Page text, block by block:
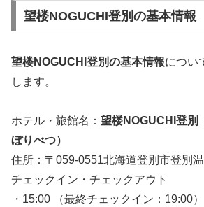
望楼NOGUCHI登別の基本情報
望楼NOGUCHI登別の基本情報につい
します。
ホテル・旅館名： 望楼NOGUCHI登別
ぼりべつ）
住所：〒059-0551北海道登別市登別
チェックイン・チェックアウト
・15:00 （最終チェックイン：19:00）